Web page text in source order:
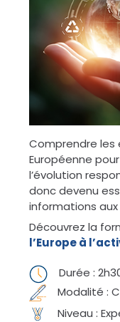
Comprendre les
Européenne
l’évolution
donc devenu
informations
Découvrez la
l’Europe à
Durée :
Modalité :
Niveau :